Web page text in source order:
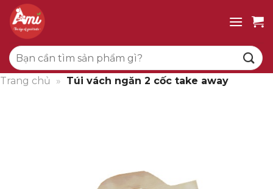
qua
dung
Tìm
kiếm:
Trang chủ » Túi vách ngăn 2 cốc take away